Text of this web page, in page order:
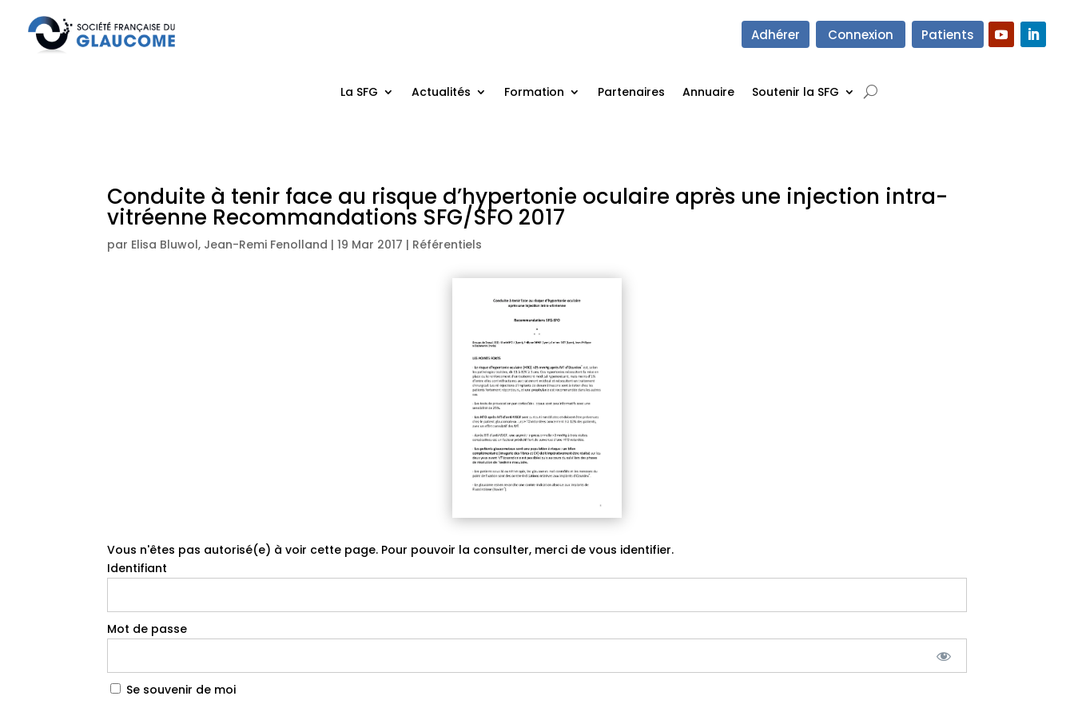
Adhérer Connexion Patients
La SFG Actualités Formation Partenaires Annuaire Soutenir la SFG
Conduite à tenir face au risque d’hypertonie oculaire après une injection intra-
vitréenne Recommandations SFG/SFO 2017
par Elisa Bluwol, Jean-Remi Fenolland |19 Mar 2017 | Référentiels
Vous n'êtes pas autorisé(e) à voir cette page. Pour pouvoir la consulter, merci de vous identifier.
Identifiant
Mot de passe
Se souvenir de moi